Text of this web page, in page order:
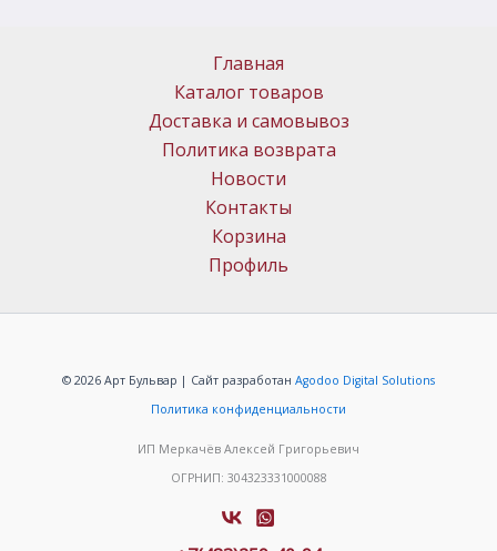
Главная
Каталог товаров
Доставка и самовывоз
Политика возврата
Новости
Контакты
Корзина
Профиль
© 2026 Арт Бульвар | Сайт разработан Agodoo Digital Solutions
Политика конфиденциальности
ИП Меркачёв Алексей Григорьевич
ОГРНИП: 304323331000088